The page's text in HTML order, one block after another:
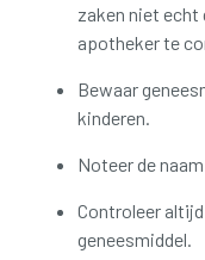
zaken niet echt
apotheker te
Bewaar
kinderen.
Noteer de
Controleer
geneesmiddel.